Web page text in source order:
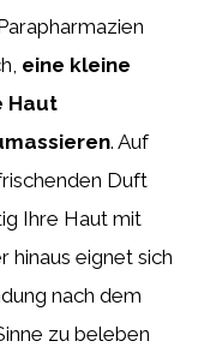
eine kleine
Haut
. Auf
Duft
Ihre Haut mit
hinaus eignet sich
nach dem
zu beleben